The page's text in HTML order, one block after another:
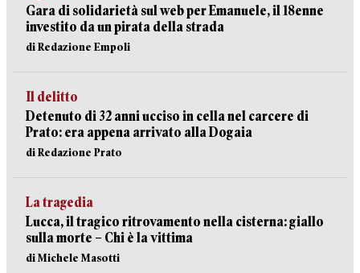
Gara di solidarietà sul web per Emanuele, il 18enne
investito da un pirata della strada
di Redazione Empoli
Il delitto
Detenuto di 32 anni ucciso in cella nel carcere di
Prato: era appena arrivato alla Dogaia
di Redazione Prato
La tragedia
Lucca, il tragico ritrovamento nella cisterna: giallo
sulla morte – Chi è la vittima
di Michele Masotti